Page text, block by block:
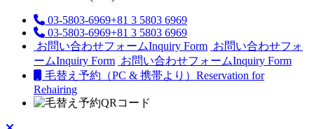
03-5803-6969+81 3 5803 6969
03-5803-6969+81 3 5803 6969
お問い合わせフォームInquiry Form お問い合わせフォ
ームInquiry Form お問い合わせフォームInquiry Form
毛替え予約（PC & 携帯より） Reservation for
Rehairing